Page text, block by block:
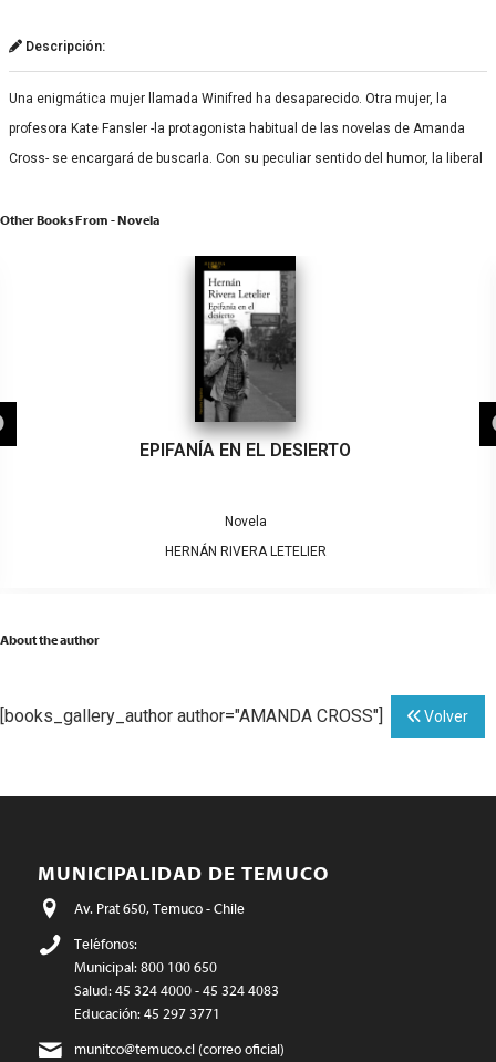
Descripción:
Una enigmática mujer llamada Winifred ha desaparecido. Otra mujer, la
profesora Kate Fansler -la protagonista habitual de las novelas de Amanda
Cross- se encargará de buscarla. Con su peculiar sentido del humor, la liberal
Other Books From - Novela
EPIFANÍA EN EL DESIERTO
Novela
HERNÁN RIVERA LETELIER
About the author
[books_gallery_author author="AMANDA CROSS"] Volver
MUNICIPALIDAD DE TEMUCO
Av. Prat 650, Temuco - Chile
Teléfonos:
Municipal: 800 100 650
Salud: 45 324 4000 - 45 324 4083
Educación: 45 297 3771
munitco@temuco.cl(correo oficial)